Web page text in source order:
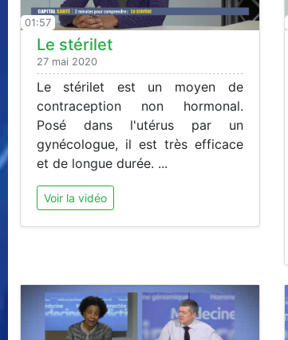
01:57
Le stérilet
27 mai 2020
Le stérilet est un moyen de
contraception non hormonal.
Posé dans l'utérus par un
gynécologue, il est très efficace
et de longue durée. ...
Voir la vidéo